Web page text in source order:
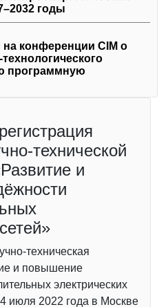
годы
на конференции CIM о
программную
технической
и
техническая
и повышение
электрических
июля 2022 года в Москве